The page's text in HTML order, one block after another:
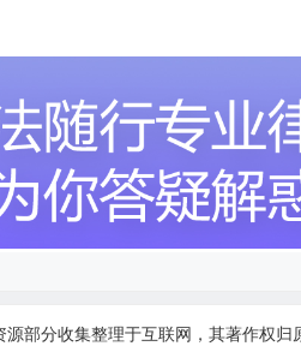
部分收集整理于互联网，其著作权